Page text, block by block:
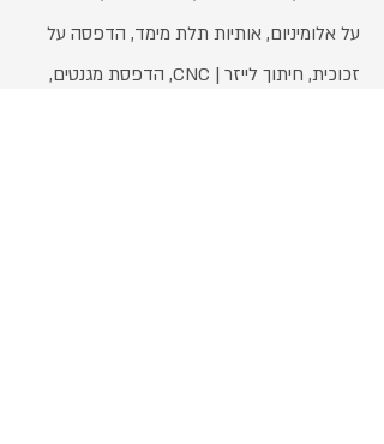
על אלומיניום, אותיות תלת מימד, הדפסה על
זכוכית, חיתוך לייזר | CNC, הדפסת מגנטים,